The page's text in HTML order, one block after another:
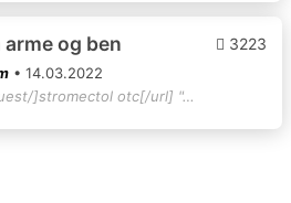
og ben 3223
• 14.03.2022
]stromectol otc[/url] "…